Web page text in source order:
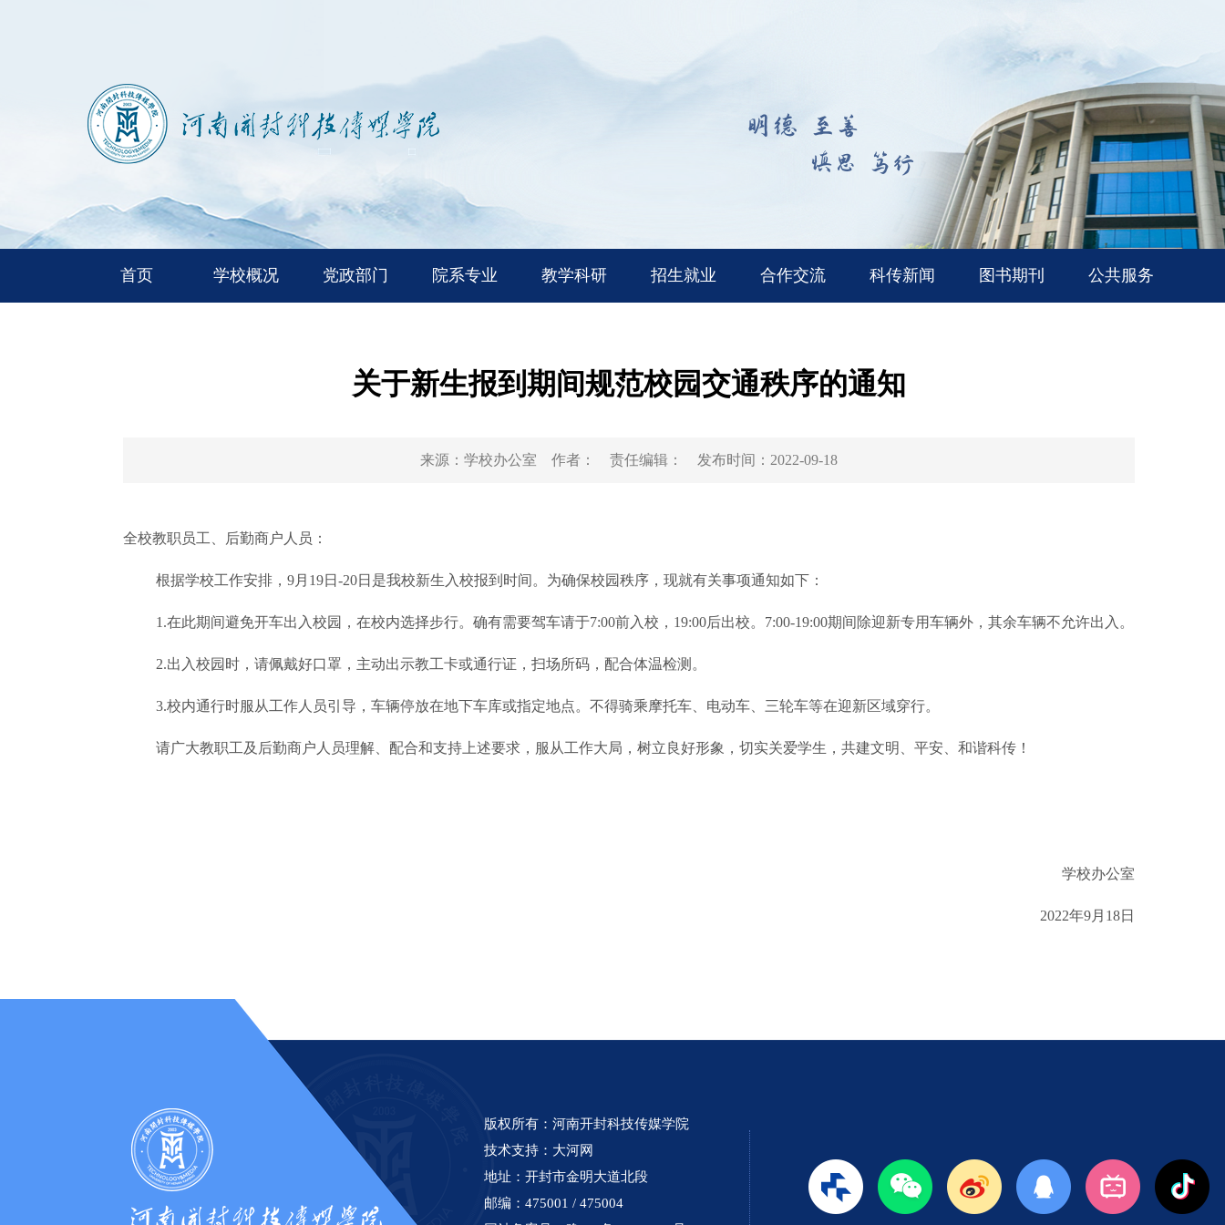
首页 学校概况 党政部门 院系专业 教学科研 招生就业 合作交流 科传新闻 图书期刊 公共服务
关于新生报到期间规范校园交通秩序的通知
来源： 学校办公室 作者： 责任编辑： 发布时间： 2022-09-18
全校教职员工、后勤商户人员：
根据学校工作安排，9月19日-20日是我校新生入校报到时间。为确保校园秩序，现就有关事项通知如下：
1.在此期间避免开车出入校园，在校内选择步行。确有需要驾车请于7:00前入校，19:00后出校。7:00-19:00期间除迎新专用车辆外，其余车辆不允许出入。
2.出入校园时，请佩戴好口罩，主动出示教工卡或通行证，扫场所码，配合体温检测。
3.校内通行时服从工作人员引导，车辆停放在地下车库或指定地点。不得骑乘摩托车、电动车、三轮车等在迎新区域穿行。
请广大教职工及后勤商户人员理解、配合和支持上述要求，服从工作大局，树立良好形象，切实关爱学生，共建文明、平安、和谐科传！
学校办公室
2022年9月18日
版权所有：河南开封科技传媒学院
技术支持： 大河网
地址：开封市金明大道北段
邮编：475001 / 475004